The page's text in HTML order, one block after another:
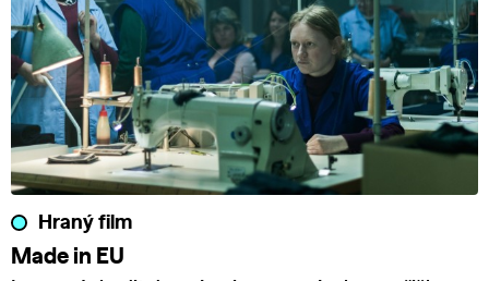
Hraný film
Made in EU